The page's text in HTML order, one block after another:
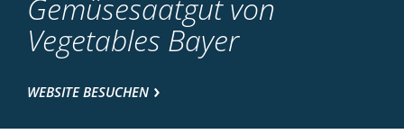
Gemüsesaatgut von
Vegetables Bayer
WEBSITE BESUCHEN